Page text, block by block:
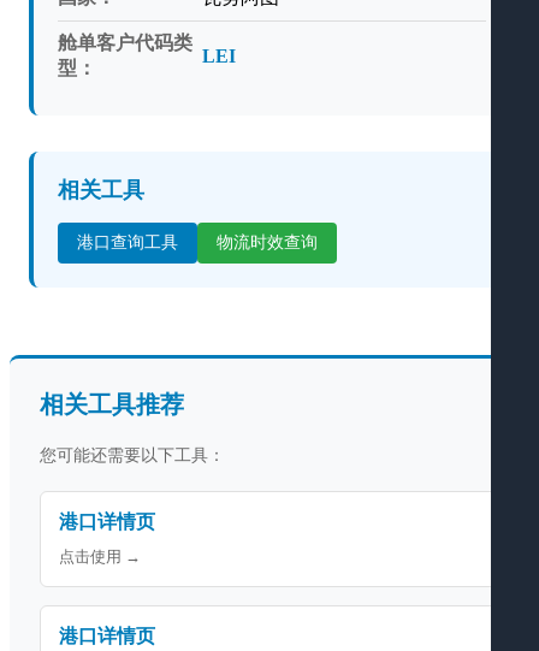
舱单客户代码类
型：
LEI
相关工具
港口查询工具 物流时效查询
相关工具推荐
您可能还需要以下工具：
港口详情页
点击使用 →
港口详情页